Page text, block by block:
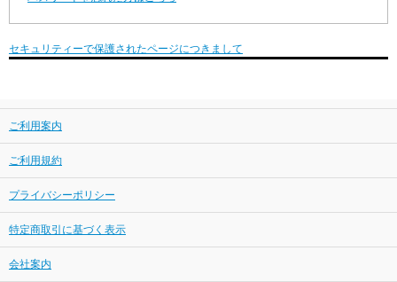
セキュリティーで保護されたページにつきまして
ご利用案内
ご利用規約
プライバシーポリシー
特定商取引に基づく表示
会社案内